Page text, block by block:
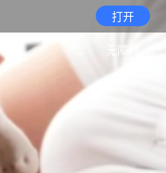
打开
无障碍